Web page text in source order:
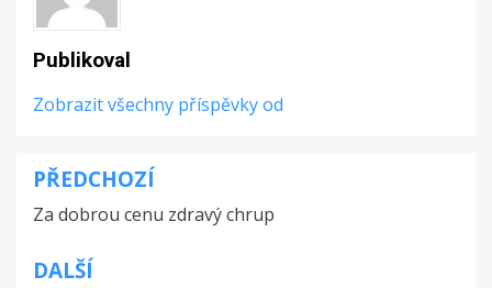
Publikoval
Zobrazit všechny příspěvky od
Navigace
pro
příspěvek
PŘEDCHOZÍ
Za dobrou cenu zdravý chrup
DALŠÍ